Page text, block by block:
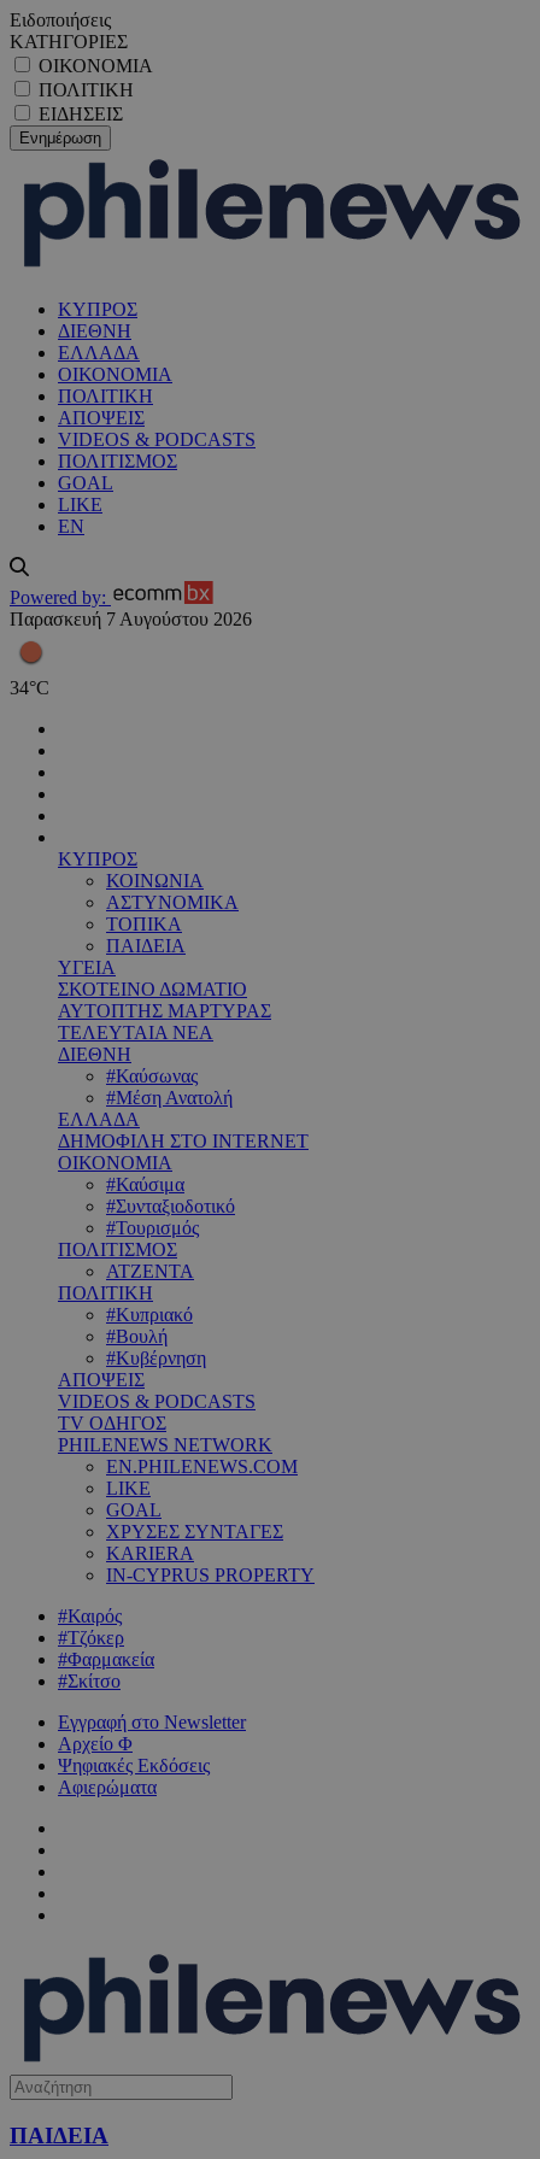
Ειδοποιήσεις
ΚΑΤΗΓΟΡΙΕΣ
ΟΙΚΟΝΟΜΙΑ
ΠΟΛΙΤΙΚΗ
ΕΙΔΗΣΕΙΣ
ΚΥΠΡΟΣ
ΔΙΕΘΝΗ
ΕΛΛΑΔΑ
ΟΙΚΟΝΟΜΙΑ
ΠΟΛΙΤΙΚΗ
ΑΠΟΨΕΙΣ
VIDEOS & PODCASTS
ΠΟΛΙΤΙΣΜΟΣ
GOAL
LIKE
EN
Powered by:
Παρασκευή 7 Αυγούστου 2026
34°C
ΚΥΠΡΟΣ
ΚΟΙΝΩΝΙΑ
ΑΣΤΥΝΟΜΙΚΑ
ΤΟΠΙΚΑ
ΠΑΙΔΕΙΑ
ΥΓΕΙΑ
ΣΚΟΤΕΙΝΟ ΔΩΜΑΤΙΟ
ΑΥΤΟΠΤΗΣ ΜΑΡΤΥΡΑΣ
ΤΕΛΕΥΤΑΙΑ ΝΕΑ
ΔΙΕΘΝΗ
#Καύσωνας
#Μέση Ανατολή
ΕΛΛΑΔΑ
ΔΗΜΟΦΙΛΗ ΣΤΟ INTERNET
ΟΙΚΟΝΟΜΙΑ
#Καύσιμα
#Συνταξιοδοτικό
#Τουρισμός
ΠΟΛΙΤΙΣΜΟΣ
ΑΤΖΕΝΤΑ
ΠΟΛΙΤΙΚΗ
#Κυπριακό
#Βουλή
#Κυβέρνηση
ΑΠΟΨΕΙΣ
VIDEOS & PODCASTS
TV ΟΔΗΓΟΣ
PHILENEWS NETWORK
EN.PHILENEWS.COM
LIKE
GOAL
ΧΡΥΣΕΣ ΣΥΝΤΑΓΕΣ
KARIERA
IN-CYPRUS PROPERTY
#Καιρός
#Τζόκερ
#Φαρμακεία
#Σκίτσο
Εγγραφή στο Newsletter
Αρχείο Φ
Ψηφιακές Εκδόσεις
Αφιερώματα
ΠΑΙΔΕΙΑ